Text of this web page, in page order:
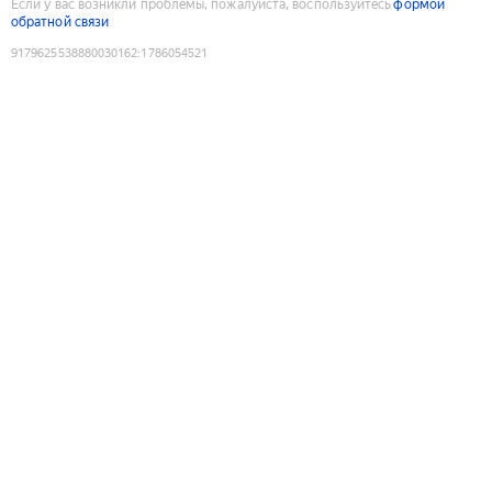
Если у вас возникли проблемы, пожалуйста, воспользуйтесьформой
обратной связи
9179625538880030162:1786054521